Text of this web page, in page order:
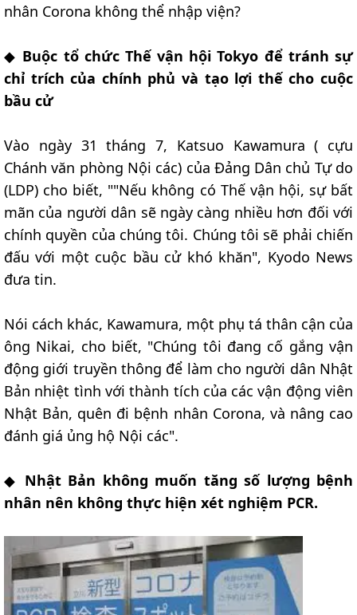
nhân Corona không thể nhập viện?
◆ Buộc tổ chức Thế vận hội Tokyo để tránh sự
chỉ trích của chính phủ và tạo lợi thế cho cuộc
bầu cử
Vào ngày 31 tháng 7, Katsuo Kawamura ( cựu
Chánh văn phòng Nội các) của Đảng Dân chủ Tự do
(LDP) cho biết, ""Nếu không có Thế vận hội, sự bất
mãn của người dân sẽ ngày càng nhiều hơn đối với
chính quyền của chúng tôi. Chúng tôi sẽ phải chiến
đấu với một cuộc bầu cử khó khăn", Kyodo News
đưa tin.
Nói cách khác, Kawamura, một phụ tá thân cận của
ông Nikai, cho biết, "Chúng tôi đang cố gắng vận
động giới truyền thông để làm cho người dân Nhật
Bản nhiệt tình với thành tích của các vận động viên
Nhật Bản, quên đi bệnh nhân Corona, và nâng cao
đánh giá ủng hộ Nội các".
◆ Nhật Bản không muốn tăng số lượng bệnh
nhân nên không thực hiện xét nghiệm PCR.